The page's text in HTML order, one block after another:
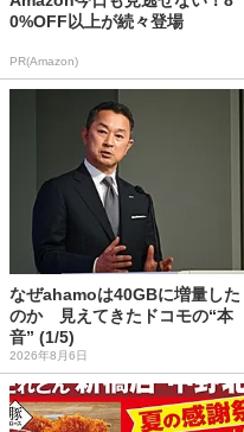
0%OFF以上が続々登場
PR(Amazon)
なぜahamoは40GBに増量した
のか 見えてきたドコモの“本
音” (1/5)
2026年8月6日